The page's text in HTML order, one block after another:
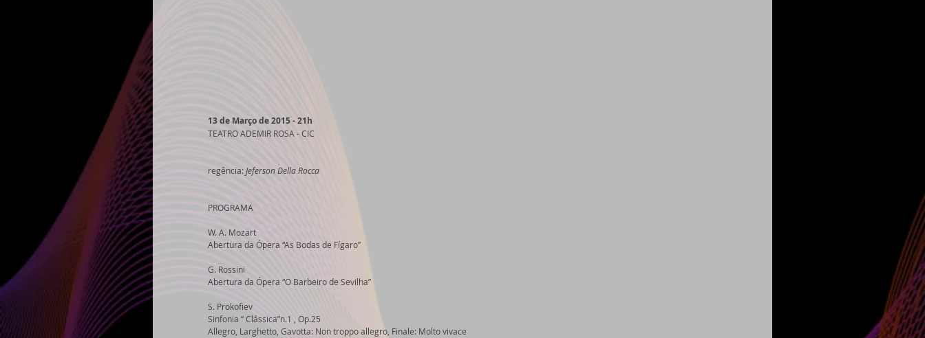
13 de Março de 2015 - 21h
TEATRO ADEMIR ROSA - CIC
regência: Jeferson Della Rocca
PROGRAMA
W. A. Mozart
Abertura da Ópera “As Bodas de Fígaro”
G. Rossini
Abertura da Ópera “O Barbeiro de Sevilha”
S. Prokofiev
Sinfonia “ Clássica”n.1 , Op.25
Allegro, Larghetto, Gavotta: Non troppo allegro, Finale: Molto vivace